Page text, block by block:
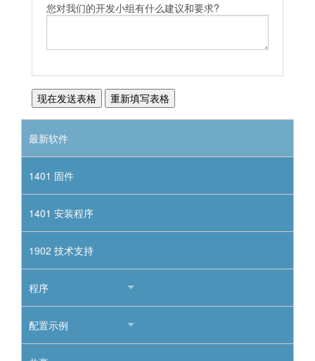
您对我们的开发小组有什么建议和要求?
最新软件
1401 固件
1401 安装程序
1902 技术支持
程序
配置示例